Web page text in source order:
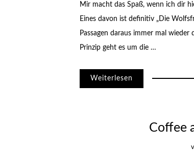
Mir macht das Spaß, wenn ich dir
Eines davon ist definitiv „Die
Passagen daraus immer mal
Prinzip geht es um die …
Weiterlesen
Coffee